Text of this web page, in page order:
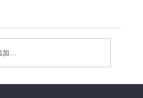
加…